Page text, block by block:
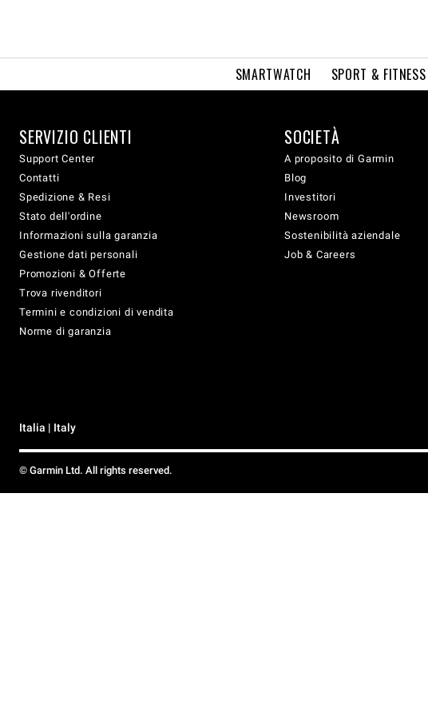
SMARTWATCH SPORT & FITNESS
SERVIZIO CLIENTI
Support Center
Contatti
Spedizione & Resi
Stato dell'ordine
Informazioni sulla garanzia
Gestione dati personali
Promozioni & Offerte
Trova rivenditori
Termini e condizioni di vendita
Norme di garanzia
SOCIETÀ
A proposito di Garmin
Blog
Investitori
Newsroom
Sostenibilità aziendale
Job & Careers
Italia | Italy
© Garmin Ltd. All rights reserved.